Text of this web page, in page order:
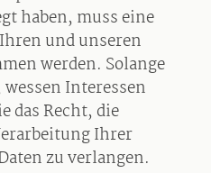
haben, muss eine
und unseren
werden. Solange
Interessen
das Recht, die
Ihrer
zu verlangen.